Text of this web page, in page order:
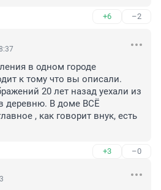
+6 –2
в одном городе
к тому что вы описали.
20 лет назад уехали из
деревню. В доме ВСЁ
, как говорит внук, есть
+3 –0